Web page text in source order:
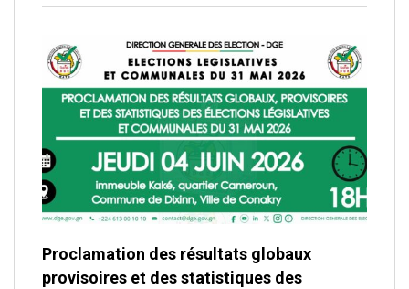
Proclamation des résultats globaux
provisoires et des statistiques des